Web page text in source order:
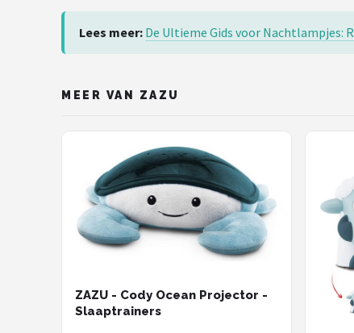
Lees meer: De Ultieme Gids voor Nachtlampjes:
MEER VAN ZAZU
ZAZU - Cody Ocean Projector -
Slaaptrainers